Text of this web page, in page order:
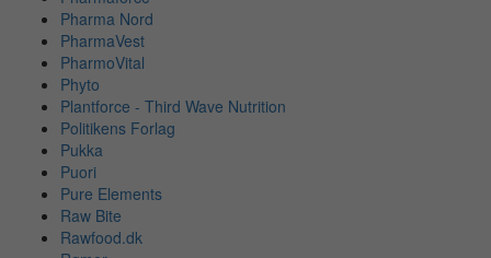
Pharma Nord
PharmaVest
PharmoVital
Phyto
Plantforce - Third Wave Nutrition
Politikens Forlag
Pukka
Puori
Pure Elements
Raw Bite
Rawfood.dk